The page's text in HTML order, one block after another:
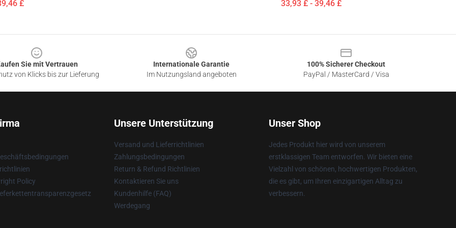
£ 33,93 £ - 39,46 £
Sie mit Vertrauen
von Klicks bis zur Lieferung
Internationale Garantie
Im Nutzungsland angeboten
100% Sicherer Checkout
PayPal / MasterCard / Visa
Policy
Unsere Unterstützung
Versand und Lieferrichtlinien
Zahlungsbedingungen
Return & Refund Richtlinien
Kontaktieren Sie uns
Kundenhilfe (FAQ)
Werdegang
Unser Shop
Jedes Produkt hier wird von unserem
erstklassigen Team entworfen. Wir bieten eine
Vielzahl von schönen, hochwertigen Produkten,
die es gibt, um Ihren einzigartigen Alltag zu
verbessern.